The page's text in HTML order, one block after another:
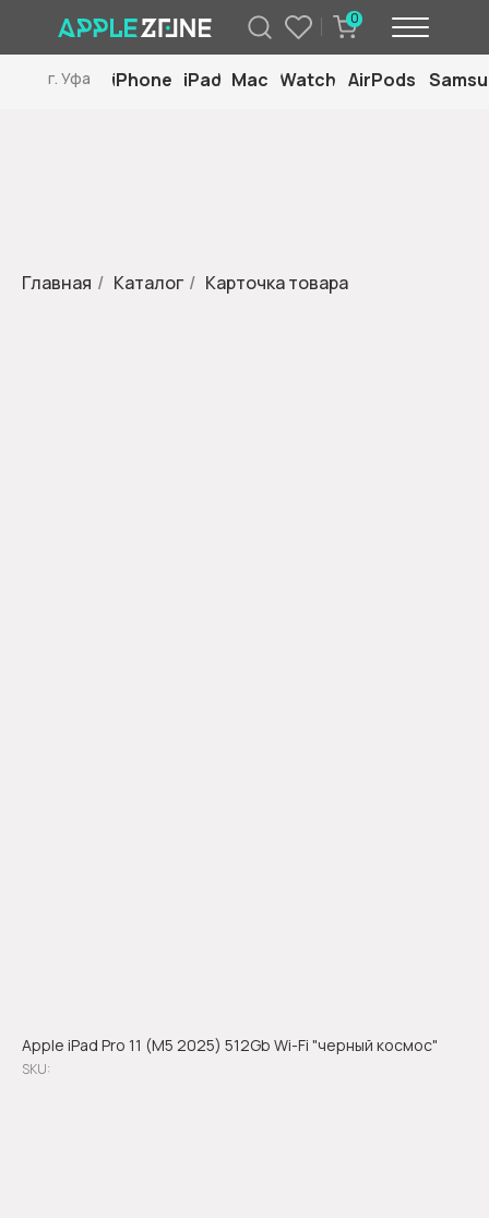
0
iPhone iPad Mac Watch AirPods
г. Уфа
Главная / Каталог / Карточка товара
Apple iPad Pro 11 (М5 2025) 512Gb Wi-Fi "черный космос"
SKU: